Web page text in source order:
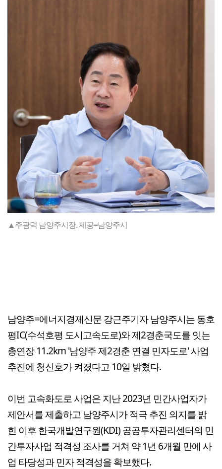
▲주광덕 남양주시장. 제공=남양주시
남양주=에너지경제신문 강근주기자 남양주시는 동호
평IC(수석호평 도시고속도로)와 제2경춘국도를 잇는
총연장 11.2km '남양주 제2경춘 연결 민자도로' 사업
추진에 청신호가 켜졌다고 10일 밝혔다.
이번 고속화도로 사업은 지난 2023년 민간사업자가
제안서를 제출하고 남양주시가 적극 추진 의지를 밝
힌 이후 한국개발연구원(KDI) 공공투자관리센터의 민
간투자사업 적격성 조사를 거쳐 약 1년 6개월 만에 사
업 타당성과 민자 적격성을 확보했다.